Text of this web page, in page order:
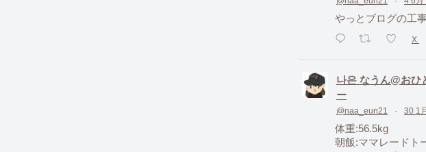
やっとブログの工
X
나은 なうん@おひ
ー
@naa_eun21 · 30 1
体重:56.5kg
朝飯:ママレードト